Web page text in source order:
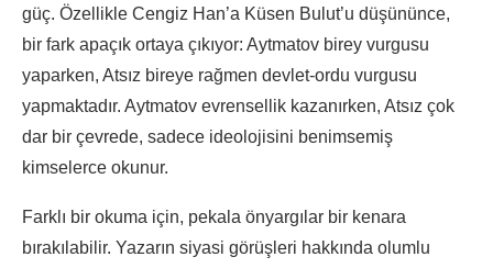
güç. Özellikle Cengiz Han’a Küsen Bulut’u düşününce,
bir fark apaçık ortaya çıkıyor: Aytmatov birey vurgusu
yaparken, Atsız bireye rağmen devlet-ordu vurgusu
yapmaktadır. Aytmatov evrensellik kazanırken, Atsız çok
dar bir çevrede, sadece ideolojisini benimsemiş
kimselerce okunur.
Farklı bir okuma için, pekala önyargılar bir kenara
bırakılabilir. Yazarın siyasi görüşleri hakkında olumlu